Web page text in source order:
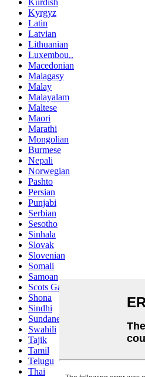
Kyrgyz
Latin
Latvian
Lithuanian
Luxembou..
Macedonian
Malagasy
Malay
Malayalam
Maltese
Maori
Marathi
Mongolian
Burmese
Nepali
Norwegian
Pashto
Persian
Punjabi
Serbian
Sesotho
Sinhala
Slovak
Slovenian
Somali
Samoan
Scots Gaelic
Shona
Sindhi
Sundanese
Swahili
Tajik
Tamil
Telugu
Thai